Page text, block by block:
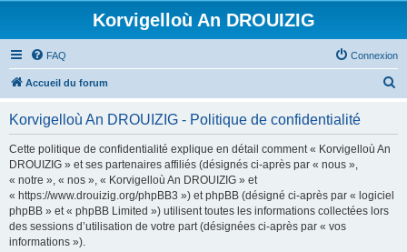
Korvigelloù An DROUIZIG
FAQ Connexion
Accueil du forum
Korvigelloù An DROUIZIG - Politique de confidentialité
Cette politique de confidentialité explique en détail comment « Korvigelloù An
DROUIZIG » et ses partenaires affiliés (désignés ci-après par « nous »,
« notre », « nos », « Korvigelloù An DROUIZIG » et
« https://www.drouizig.org/phpBB3 ») et phpBB (désigné ci-après par « logiciel
phpBB » et « phpBB Limited ») utilisent toutes les informations collectées lors
des sessions d’utilisation de votre part (désignées ci-après par « vos
informations »).